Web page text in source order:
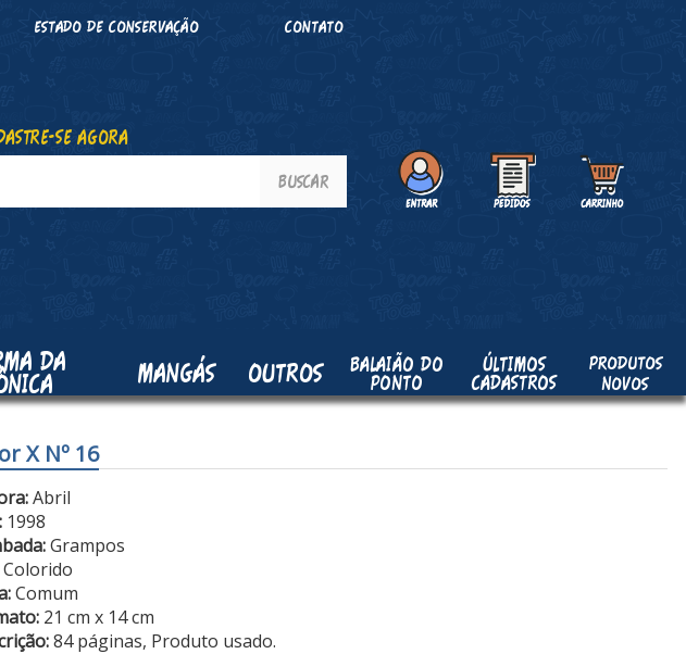
ESTADO DE CONSERVAÇÃO CONTATO
SE AGORA
DA MANGÁS OUTROS BALAIÃO DO
PONTO
ÚLTIMOS
CADASTROS
PRODUTOS
NOVOS
X Nº 16
Abril
1998
Grampos
Comum
21 cm x 14 cm
84 páginas, Produto usado.